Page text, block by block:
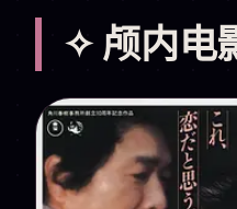
✧ 颅内电